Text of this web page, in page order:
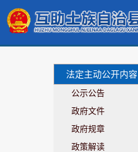
法定主动公开内容
公示公告
政府文件
政府规章
政策解读